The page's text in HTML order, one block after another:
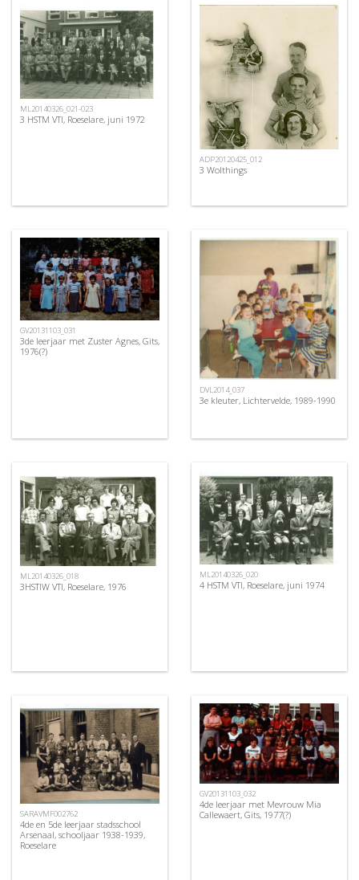
ML20140326_021-023
3 HSTM VTI, Roeselare, juni 1972
ADP20120425_012
3 Wolthings
GV20131103_031
3de leerjaar met Zuster Agnes, Gits,
1976(?)
DVL2014_037
3e kleuter, Lichtervelde, 1989-1990
ML20140326_018
3HSTIW VTI, Roeselare, 1976
ML20140326_020
4 HSTM VTI, Roeselare, juni 1974
SARAVMF002762
4de en 5de leerjaar stadsschool
Arsenaal, schooljaar 1938-1939,
Roeselare
GV20131103_032
4de leerjaar met Mevrouw Mia
Callewaert, Gits, 1977(?)